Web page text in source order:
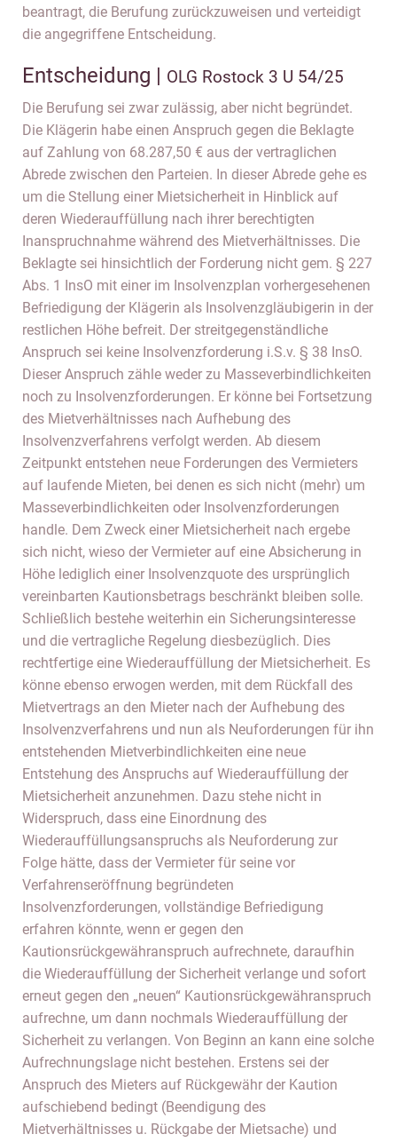
beantragt, die Berufung zurückzuweisen und verteidigt
die angegriffene Entscheidung.
Entscheidung | OLG Rostock 3 U 54/25
Die Berufung sei zwar zulässig, aber nicht begründet.
Die Klägerin habe einen Anspruch gegen die Beklagte
auf Zahlung von 68.287,50 € aus der vertraglichen
Abrede zwischen den Parteien. In dieser Abrede gehe es
um die Stellung einer Mietsicherheit in Hinblick auf
deren Wiederauffüllung nach ihrer berechtigten
Inanspruchnahme während des Mietverhältnisses. Die
Beklagte sei hinsichtlich der Forderung nicht gem. § 227
Abs. 1 InsO mit einer im Insolvenzplan vorhergesehenen
Befriedigung der Klägerin als Insolvenzgläubigerin in der
restlichen Höhe befreit. Der streitgegenständliche
Anspruch sei keine Insolvenzforderung i.S.v. § 38 InsO.
Dieser Anspruch zähle weder zu Masseverbindlichkeiten
noch zu Insolvenzforderungen. Er könne bei Fortsetzung
des Mietverhältnisses nach Aufhebung des
Insolvenzverfahrens verfolgt werden. Ab diesem
Zeitpunkt entstehen neue Forderungen des Vermieters
auf laufende Mieten, bei denen es sich nicht (mehr) um
Masseverbindlichkeiten oder Insolvenzforderungen
handle. Dem Zweck einer Mietsicherheit nach ergebe
sich nicht, wieso der Vermieter auf eine Absicherung in
Höhe lediglich einer Insolvenzquote des ursprünglich
vereinbarten Kautionsbetrags beschränkt bleiben solle.
Schließlich bestehe weiterhin ein Sicherungsinteresse
und die vertragliche Regelung diesbezüglich. Dies
rechtfertige eine Wiederauffüllung der Mietsicherheit. Es
könne ebenso erwogen werden, mit dem Rückfall des
Mietvertrags an den Mieter nach der Aufhebung des
Insolvenzverfahrens und nun als Neuforderungen für ihn
entstehenden Mietverbindlichkeiten eine neue
Entstehung des Anspruchs auf Wiederauffüllung der
Mietsicherheit anzunehmen. Dazu stehe nicht in
Widerspruch, dass eine Einordnung des
Wiederauffüllungsanspruchs als Neuforderung zur
Folge hätte, dass der Vermieter für seine vor
Verfahrenseröffnung begründeten
Insolvenzforderungen, vollständige Befriedigung
erfahren könnte, wenn er gegen den
Kautionsrückgewähranspruch aufrechnete, daraufhin
die Wiederauffüllung der Sicherheit verlange und sofort
erneut gegen den „neuen“ Kautionsrückgewähranspruch
aufrechne, um dann nochmals Wiederauffüllung der
Sicherheit zu verlangen. Von Beginn an kann eine solche
Aufrechnungslage nicht bestehen. Erstens sei der
Anspruch des Mieters auf Rückgewähr der Kaution
aufschiebend bedingt (Beendigung des
Mietverhältnisses u. Rückgabe der Mietsache) und